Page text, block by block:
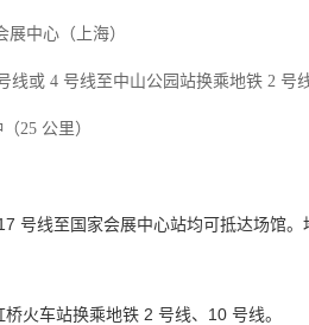
展中心（上海）
线或 4 号线至中山公园站换乘地铁 2 号
25 公里）
号线至国家会展中心站均可抵达场馆
火车站换乘地铁 2 号线、10 号线。